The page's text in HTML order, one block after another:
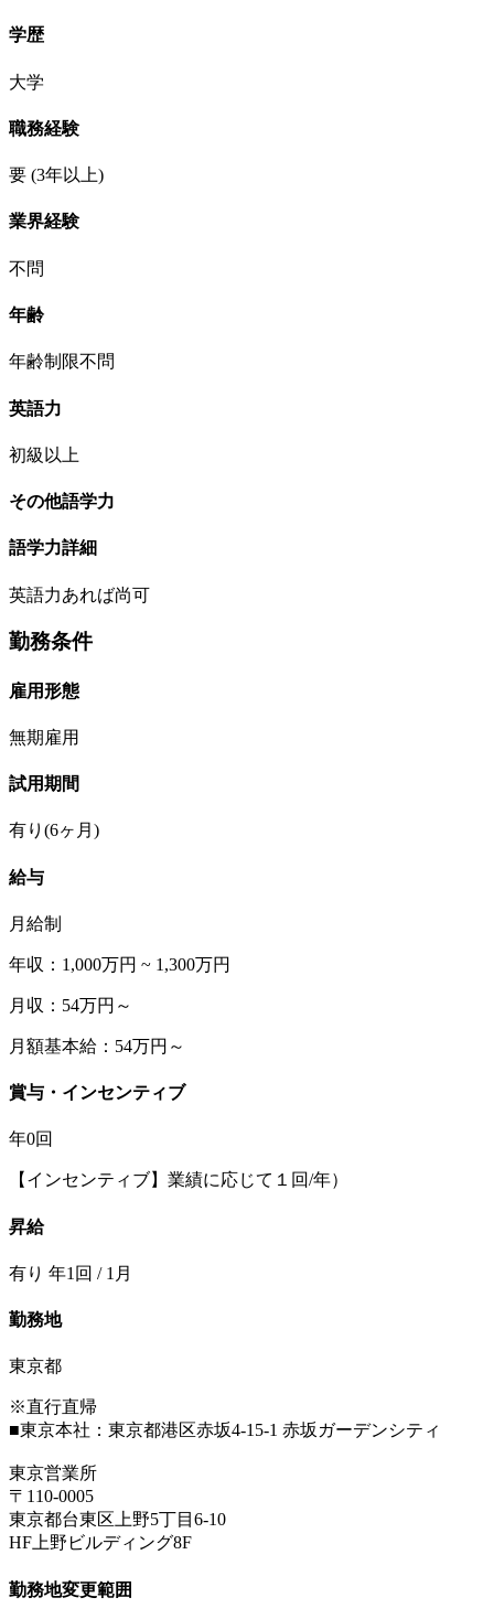
学歴
大学
職務経験
要 (3年以上)
業界経験
不問
年齢
年齢制限不問
英語力
初級以上
その他語学力
語学力詳細
英語力あれば尚可
勤務条件
雇用形態
無期雇用
試用期間
有り(6ヶ月)
給与
月給制
年収：1,000万円 ~ 1,300万円
月収：54万円～
月額基本給：54万円～
賞与・インセンティブ
年0回
【インセンティブ】業績に応じて１回/年）
昇給
有り 年1回 / 1月
勤務地
東京都
※直行直帰
■東京本社：東京都港区赤坂4-15-1 赤坂ガーデンシティ
東京営業所
〒110-0005
東京都台東区上野5丁目6-10
HF上野ビルディング8F
勤務地変更範囲